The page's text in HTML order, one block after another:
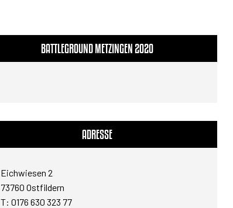
BATTLEGROUND METZINGEN 2020
ADRESSE
Eichwiesen 2
73760 Ostfildern
T: 0176 630 323 77